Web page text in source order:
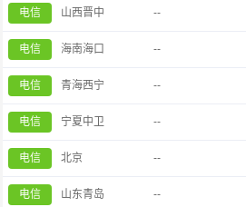
电信 山西晋中 --
电信 海南海口 --
电信 青海西宁 --
电信 宁夏中卫 --
电信 北京 --
电信 山东青岛 --